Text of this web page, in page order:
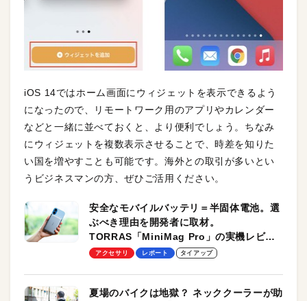
iOS 14ではホーム画面にウィジェットを表示できるよう
になったので、リモートワーク用のアプリやカレンダー
などと一緒に並べておくと、より便利でしょう。ちなみ
にウィジェットを複数表示させることで、時差を知りた
い国を増やすことも可能です。海外との取引が多いとい
うビジネスマンの方、ぜひご活用ください。
安全なモバイルバッテリ＝半固体電池。選
ぶべき理由を開発者に取材。
TORRAS「MiniMag Pro」の実機レビュ
ーも
アクセサリ レポート タイアップ
夏場のバイクは地獄？ ネッククーラーが助